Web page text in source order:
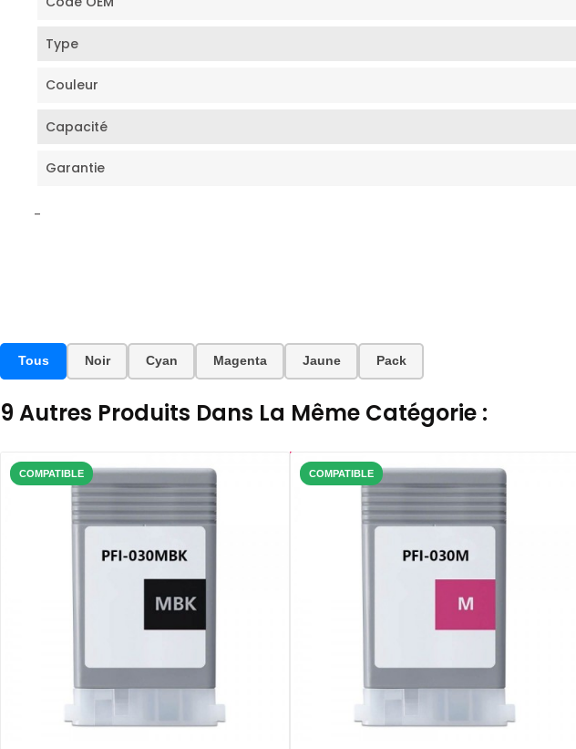
Type
Couleur
Capacité
Garantie
-
Tous Noir Cyan Magenta Jaune Pack
9 Autres Produits Dans La Même Catégorie :
COMPATIBLE COMPATIBLE